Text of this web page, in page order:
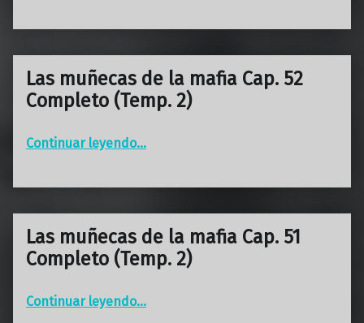
Las muñecas de la mafia Cap. 52
Completo (Temp. 2)
Continuar leyendo“Las muñecas de la mafia Cap. 52 Completo (Temp. 2)”
…
Las muñecas de la mafia Cap. 51
Completo (Temp. 2)
Continuar leyendo“Las muñecas de la mafia Cap. 51 Completo (Temp. 2)”
…